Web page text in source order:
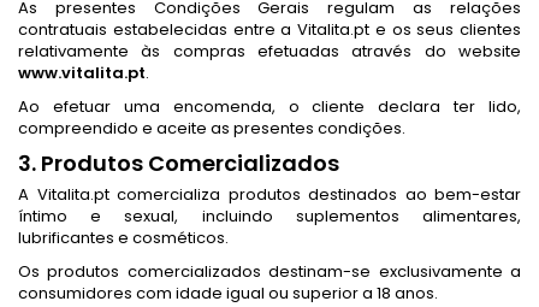
As presentes Condições Gerais regulam as relações
contratuais estabelecidas entre a Vitalita.pt e os seus clientes
relativamente às compras efetuadas através do website
www.vitalita.pt.
Ao efetuar uma encomenda, o cliente declara ter lido,
compreendido e aceite as presentes condições.
3. Produtos Comercializados
A Vitalita.pt comercializa produtos destinados ao bem-estar
íntimo e sexual, incluindo suplementos alimentares,
lubrificantes e cosméticos.
Os produtos comercializados destinam-se exclusivamente a
consumidores com idade igual ou superior a 18 anos.